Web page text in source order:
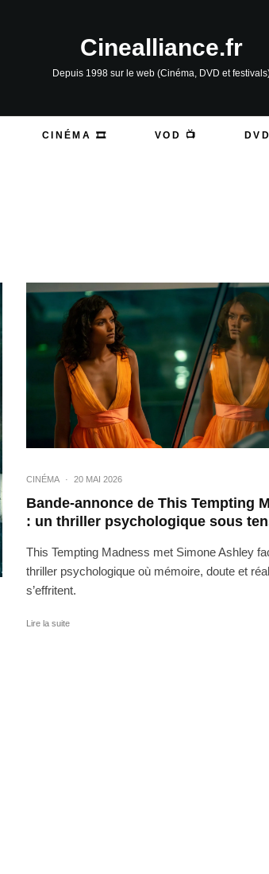
Cinealliance.fr
Depuis 1998 sur le web (Cinéma, DVD et
CINÉMA 🎞️ VOD 📺
CINÉMA · 20 MAI 2026
Bande-annonce de This Tempting
: un thriller psychologique sous
This Tempting Madness met Simone Ashley
thriller psychologique où mémoire, doute et
s’effritent.
Lire la suite